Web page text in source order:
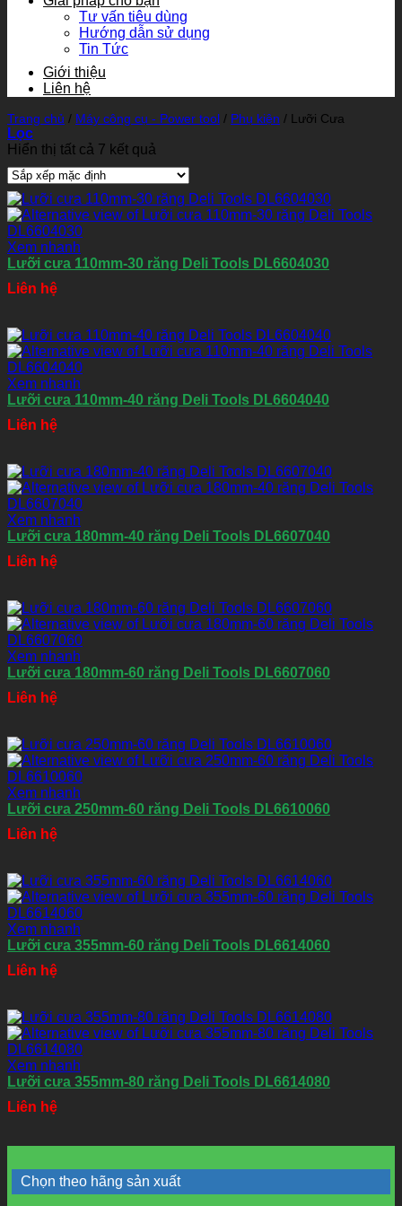
Tư vấn tiêu dùng
Hướng dẫn sử dụng
Tin Tức
Giới thiệu
Liên hệ
Trang chủ / Máy công cụ - Power tool / Phụ kiện / Lưỡi Cưa
Lọc
Hiển thị tất cả 7 kết quả
Xem nhanh
Lưỡi cưa 110mm-30 răng Deli Tools DL6604030
Liên hệ
Xem nhanh
Lưỡi cưa 110mm-40 răng Deli Tools DL6604040
Liên hệ
Xem nhanh
Lưỡi cưa 180mm-40 răng Deli Tools DL6607040
Liên hệ
Xem nhanh
Lưỡi cưa 180mm-60 răng Deli Tools DL6607060
Liên hệ
Xem nhanh
Lưỡi cưa 250mm-60 răng Deli Tools DL6610060
Liên hệ
Xem nhanh
Lưỡi cưa 355mm-60 răng Deli Tools DL6614060
Liên hệ
Xem nhanh
Lưỡi cưa 355mm-80 răng Deli Tools DL6614080
Liên hệ
Chọn theo hãng sản xuất